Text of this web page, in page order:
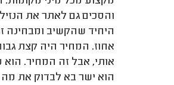
והסכים גם לאתר את
היחיד שהקשיב ומבחינה
אחוז. המחיר היה קצת
אותי, אבל זה המחיר.
הוא ישר בא לבדוק את מה